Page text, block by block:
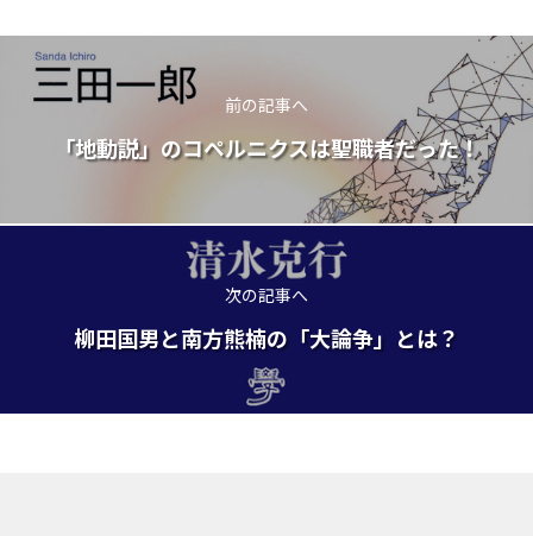
前の記事へ
「地動説」のコペルニクスは聖職者だった！
次の記事へ
柳田国男と南方熊楠の「大論争」とは？